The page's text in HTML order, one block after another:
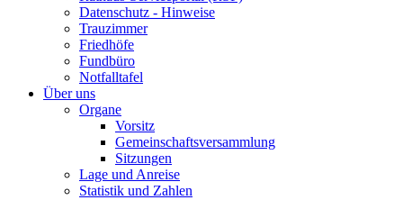
Datenschutz - Hinweise
Trauzimmer
Friedhöfe
Fundbüro
Notfalltafel
Über uns
Organe
Vorsitz
Gemeinschaftsversammlung
Sitzungen
Lage und Anreise
Statistik und Zahlen